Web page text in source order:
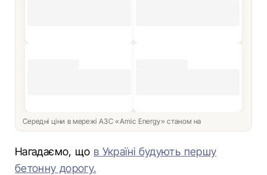
Середні ціни в мережі АЗС «Amic Energy» станом на
Нагадаємо, що в Україні будують першу
бетонну дорогу.